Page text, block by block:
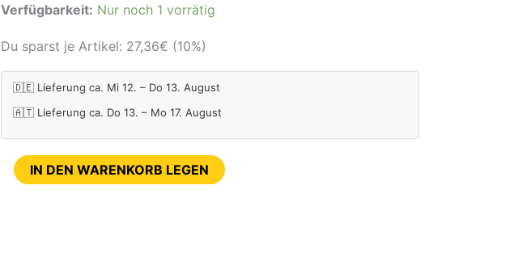
Verfügbarkeit: Nur noch 1 vorrätig
Du sparst je Artikel: 27,36€ (10%)
🇩🇪 Lieferung ca. Mi 12. – Do 13. August
🇦🇹 Lieferung ca. Do 13. – Mo 17. August
IN DEN WARENKORB LEGEN